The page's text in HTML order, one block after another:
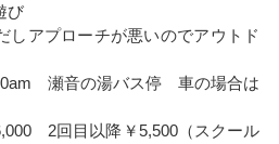
び
アプローチが悪いのでアウトド
瀬音の湯バス停 車の場合は
2回目以降￥5,500（スクール